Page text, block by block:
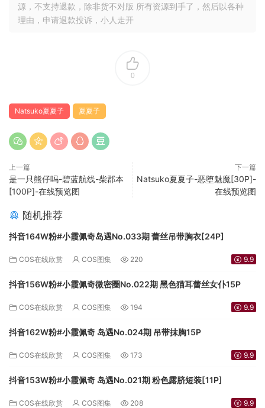
源，不支持退款，除非货不对版 所有资源到手了，然后以各种
理由，申请退款投诉，小人走开
0
Natsuko夏夏子 夏夏子
上一篇
是一只熊仔吗-碧蓝航线-柴郡本
[100P]-在线预览图
下一篇
Natsuko夏夏子-恶堕魅魔[30P]-
在线预览图
随机推荐
抖音164W粉#小霞佩奇岛遇No.033期 蕾丝吊带胸衣[24P]
COS在线欣赏 COS图集 220 9.9
抖音156W粉#小霞佩奇微密圈No.022期 黑色猫耳蕾丝女仆15P
COS在线欣赏 COS图集 194 9.9
抖音162W粉#小霞佩奇 岛遇No.024期 吊带抹胸15P
COS在线欣赏 COS图集 173 9.9
抖音153W粉#小霞佩奇 岛遇No.021期 粉色露脐短装[11P]
COS在线欣赏 COS图集 208 9.9